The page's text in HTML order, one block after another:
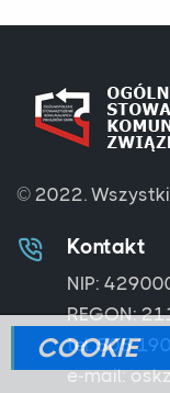
© 2022.
Kontakt
NIP:
REGON:
tel. 505
e-mail:
COOKIE